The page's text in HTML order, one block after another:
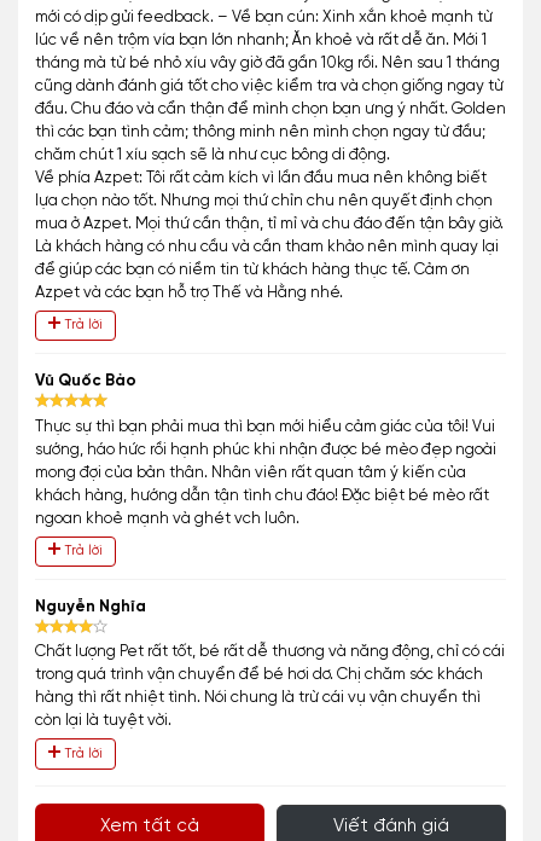
mới có dịp gửi feedback. – Về bạn cún: Xinh xắn khoẻ mạnh từ
lúc về nên trộm vía bạn lớn nhanh; Ăn khoẻ và rất dễ ăn. Mới 1
tháng mà từ bé nhỏ xíu vây giờ đã gần 10kg rồi. Nên sau 1 tháng
cũng dành đánh giá tốt cho việc kiểm tra và chọn giống ngay từ
đầu. Chu đáo và cẩn thận để mình chọn bạn ưng ý nhất. Golden
thì các bạn tình cảm; thông minh nên mình chọn ngay từ đầu;
chăm chút 1 xíu sạch sẽ là như cục bông di động.
Về phía Azpet: Tôi rất cảm kích vì lần đầu mua nên không biết
lựa chọn nào tốt. Nhưng mọi thứ chỉn chu nên quyết định chọn
mua ở Azpet. Mọi thứ cần thận, tỉ mỉ và chu đáo đến tận bây giờ.
Là khách hàng có nhu cầu và cần tham khảo nên mình quay lại
để giúp các bạn có niềm tin từ khách hàng thực tế. Cảm ơn
Azpet và các bạn hỗ trợ Thế và Hằng nhé.
Trả lời
Vũ Quốc Bảo
Thực sự thì bạn phải mua thì bạn mới hiểu cảm giác của tôi! Vui
sướng, háo hức rồi hạnh phúc khi nhận được bé mèo đẹp ngoài
mong đợi của bản thân. Nhân viên rất quan tâm ý kiến của
khách hàng, hướng dẫn tận tình chu đáo! Đặc biệt bé mèo rất
ngoan khoẻ mạnh và ghét vch luôn.
Trả lời
Nguyễn Nghĩa
Chất lượng Pet rất tốt, bé rất dễ thương và năng động, chỉ có cái
trong quá trình vận chuyển để bé hơi dơ. Chị chăm sóc khách
hàng thì rất nhiệt tình. Nói chung là trừ cái vụ vận chuyển thì
còn lại là tuyệt vời.
Trả lời
Xem tất cả Viết đánh giá